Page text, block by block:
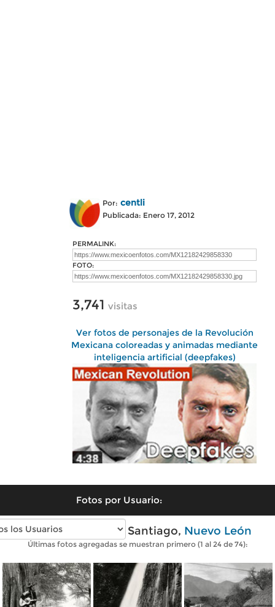
Por: centli
Publicada: Enero 17, 2012
PERMALINK:
FOTO:
3,741 visitas
Ver fotos de personajes de la Revolución
Mexicana coloreadas y animadas mediante
inteligencia artificial (deepfakes)
Fotos por Usuario:
Fotos antiguas de Santiago, Nuevo León
Últimas fotos agregadas se muestran primero (1 al 24 de 74):